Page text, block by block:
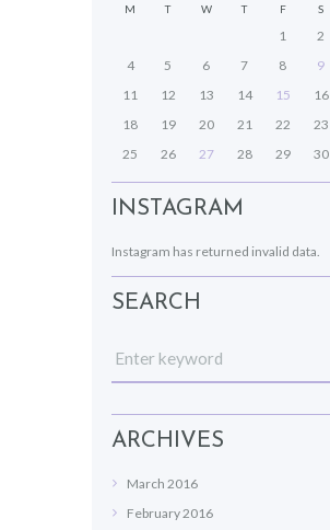
M T W T F S
1 2
4
5 6 7 8 9
11
12 13 14 15 16
18
19 20 21 22 23
25
26 27 28 29 30
INSTAGRAM
Instagram has returned invalid data.
SEARCH
ARCHIVES
March2016
February2016